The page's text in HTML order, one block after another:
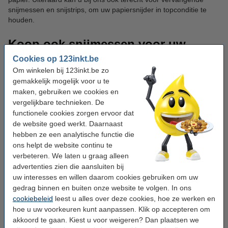
Cookies op 123inkt.be
Om winkelen bij 123inkt.be zo
gemakkelijk mogelijk voor u te
maken, gebruiken we cookies en
vergelijkbare technieken. De
functionele cookies zorgen ervoor dat
de website goed werkt. Daarnaast
hebben ze een analytische functie die
ons helpt de website continu te
verbeteren. We laten u graag alleen
advertenties zien die aansluiten bij
uw interesses en willen daarom cookies gebruiken om uw
gedrag binnen en buiten onze website te volgen. In ons
cookiebeleid leest u alles over deze cookies, hoe ze werken en
hoe u uw voorkeuren kunt aanpassen. Klik op accepteren om
akkoord te gaan. Kiest u voor weigeren? Dan plaatsen we
snijmessen en snijstrips, om uw papiersnijder in topconditie te
houden.
Koop ook snijmessen voor uw
papiersnijder
Wanneer een snijmes van uw papiersnijmachine niet meer scherp
is, kan u een vervangend mes kopen. Zo hoeft u geen nieuwe
papiersnijder aan te schaffen. Deze snijmessen zijn ook te koop
in varianten voor een geperforeerde lijn, voor een vouwlijn en om
een golvende snee te maken.
Veelgestelde vragen
Wat is een papiersnijder?
Een papiersnijder is een machine waarmee u in één beweging
nauwkeurig papiervellen afsnijdt. De snijmachine voor papier
heeft een werkplatform met schaalverdeling en een snijmes. De
traditionele snijmachine papier is de papiersnijder met hefboom.